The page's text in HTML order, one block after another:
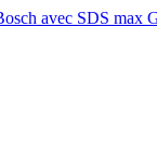
avec SDS max